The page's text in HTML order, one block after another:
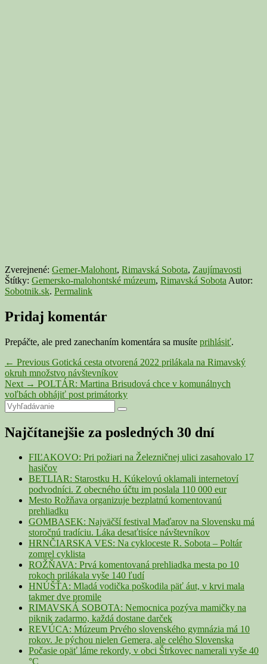
Zverejnené: Gemer-Malohont, Rimavská Sobota, Zaujímavosti
Štítky: Gemersko-malohontské múzeum, Rimavská Sobota Autor:
Sobotnik.sk. Permalink
Pridaj komentár
Prepáčte, ale pred zanechaním komentára sa musíte prihlásiť.
Navigácia
v
článku
← Previous Previous
post:
Gotická cesta otvorená 2022 prilákala na Rimavský
okruh množstvo návštevníkov
Next → Next
post:
POLTÁR: Martina Brisudová chce v komunálnych
voľbách obhájiť post primátorky
Primary
Sidebar
Widget
Area
Search
for:
Search
Najčítanejšie za posledných 30 dní
FIĽAKOVO: Pri požiari na Železničnej ulici zasahovalo 17
hasičov
BETLIAR: Starostku H. Kúkelovú oklamali internetoví
podvodníci. Z obecného účtu im poslala 110 000 eur
Mesto Rožňava organizuje bezplatnú komentovanú
prehliadku
GOMBASEK: Najväčší festival Maďarov na Slovensku má
storočnú tradíciu. Láka desaťtisíce návštevníkov
HRNČIARSKA VES: Na cykloceste R. Sobota – Poltár
zomrel cyklista
ROŽŇAVA: Prvá komentovaná prehliadka mesta po 10
rokoch prilákala vyše 140 ľudí
HNÚŠŤA: Mladá vodička poškodila päť áut, v krvi mala
takmer dve promile
RIMAVSKÁ SOBOTA: Nemocnica pozýva mamičky na
piknik zadarmo, každá dostane darček
REVÚCA: Múzeum Prvého slovenského gymnázia má 10
rokov. Je pýchou nielen Gemera, ale celého Slovenska
Počasie opäť láme rekordy, v obci Štrkovec namerali vyše 40
°C